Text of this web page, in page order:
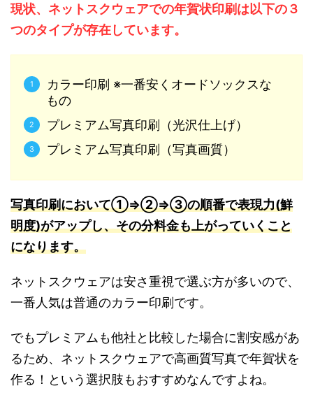
現状、ネットスクウェアでの年賀状印刷は以下の３
つのタイプが存在しています。
カラー印刷 ※一番安くオードソックスな
もの
プレミアム写真印刷（光沢仕上げ）
プレミアム写真印刷（写真画質）
写真印刷において①⇒②⇒③の順番で表現力(鮮
明度)がアップし、その分料金も上がっていくこと
になります。
ネットスクウェアは安さ重視で選ぶ方が多いので、
一番人気は普通のカラー印刷です。
でもプレミアムも他社と比較した場合に割安感があ
るため、ネットスクウェアで高画質写真で年賀状を
作る！という選択肢もおすすめなんですよね。